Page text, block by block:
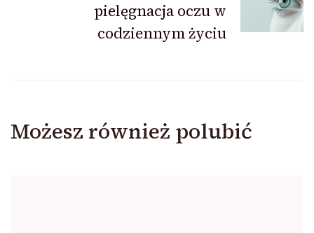
pielęgnacja oczu w
codziennym życiu
Możesz również polubić